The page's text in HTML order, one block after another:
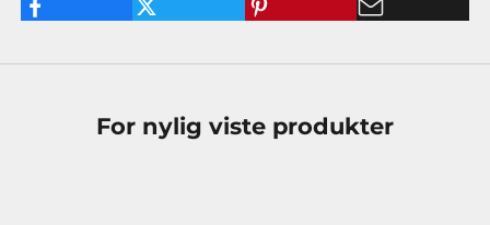
For nylig viste produkter